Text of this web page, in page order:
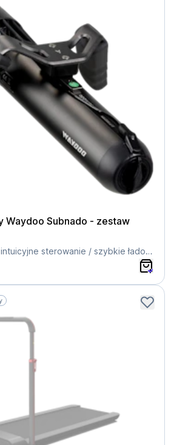
Waydoo Subnado - zestaw
lekka konstrukcja / intuicyjne sterowanie / szybkie ładowanie / możliwość nagrywania